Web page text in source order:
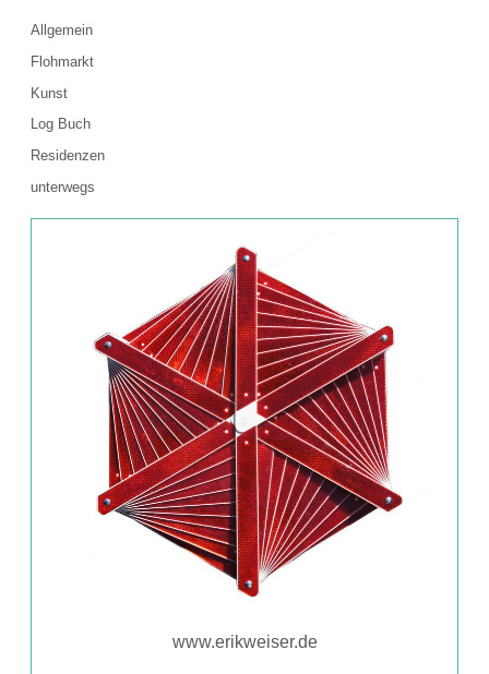
Allgemein
Flohmarkt
Kunst
Log Buch
Residenzen
unterwegs
www.erikweiser.de